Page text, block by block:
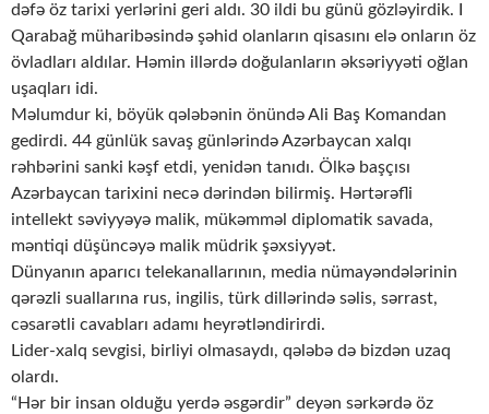
dəfə öz tarixi yerlərini geri aldı. 30 ildi bu günü gözləyirdik. I
Qarabağ müharibəsində şəhid olanların qisasını elə onların öz
övladları aldılar. Həmin illərdə doğulanların əksəriyyəti oğlan
uşaqları idi.
Məlumdur ki, böyük qələbənin önündə Ali Baş Komandan
gedirdi. 44 günlük savaş günlərində Azərbaycan xalqı
rəhbərini sanki kəşf etdi, yenidən tanıdı. Ölkə başçısı
Azərbaycan tarixini necə dərindən bilirmiş. Hərtərəfli
intellekt səviyyəyə malik, mükəmməl diplomatik savada,
məntiqi düşüncəyə malik müdrik şəxsiyyət.
Dünyanın aparıcı telekanallarının, media nümayəndələrinin
qərəzli suallarına rus, ingilis, türk dillərində səlis, sərrast,
cəsarətli cavabları adamı heyrətləndirirdi.
Lider-xalq sevgisi, birliyi olmasaydı, qələbə də bizdən uzaq
olardı.
“Hər bir insan olduğu yerdə əsgərdir” deyən sərkərdə öz